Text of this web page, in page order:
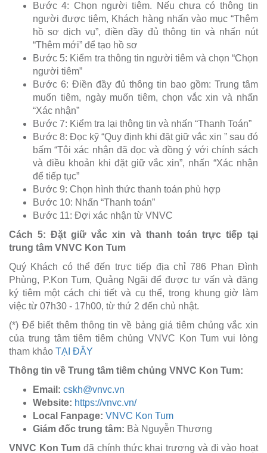
Bước 4: Chọn người tiêm. Nếu chưa có thông tin
người được tiêm, Khách hàng nhấn vào mục “Thêm
hồ sơ dịch vụ”, điền đầy đủ thông tin và nhấn nút
“Thêm mới” để tạo hồ sơ
Bước 5: Kiểm tra thông tin người tiêm và chọn “Chọn
người tiêm”
Bước 6: Điền đầy đủ thông tin bao gồm: Trung tâm
muốn tiêm, ngày muốn tiêm, chọn vắc xin và nhấn
“Xác nhận”
Bước 7: Kiểm tra lại thông tin và nhấn “Thanh Toán”
Bước 8: Đọc kỹ “Quy định khi đặt giữ vắc xin ” sau đó
bấm “Tôi xác nhận đã đọc và đồng ý với chính sách
và điều khoản khi đặt giữ vắc xin”, nhấn “Xác nhận
để tiếp tục”
Bước 9: Chọn hình thức thanh toán phù hợp
Bước 10: Nhấn “Thanh toán”
Bước 11: Đợi xác nhận từ VNVC
Cách 5: Đặt giữ vắc xin và thanh toán trực tiếp tại
trung tâm VNVC Kon Tum
Quý Khách có thể đến trực tiếp địa chỉ 786 Phan Đình
Phùng, P.Kon Tum, Quảng Ngãi để được tư vấn và đăng
ký tiêm một cách chi tiết và cụ thể, trong khung giờ làm
việc từ 07h30 - 17h00, từ thứ 2 đến chủ nhật.
(*) Để biết thêm thông tin về bảng giá tiêm chủng vắc xin
của trung tâm tiêm tiêm chủng VNVC Kon Tum vui lòng
tham khảo TẠI ĐÂY
Thông tin về Trung tâm tiêm chủng VNVC Kon Tum:
Email: cskh@vnvc.vn
Website: https://vnvc.vn/
Local Fanpage: VNVC Kon Tum
Giám đốc trung tâm: Bà Nguyễn Thương
VNVC Kon Tum đã chính thức khai trương và đi vào hoạt